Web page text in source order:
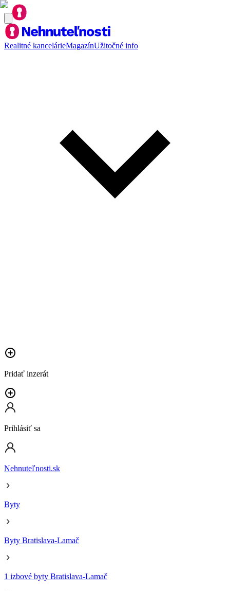
Realitné kancelárieMagazínUžitočné info
Pridať inzerát
Prihlásiť sa
Nehnuteľnosti.sk
Byty
Byty Bratislava-Lamač
1 izbové byty Bratislava-Lamač